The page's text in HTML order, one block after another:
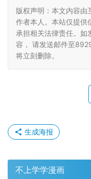
版权声明：本文内容由
作者本人。本站仅提供
承担相关法律责任。如
容， 请发送邮件至
将立刻删除。
生成海报
不上学学漫画